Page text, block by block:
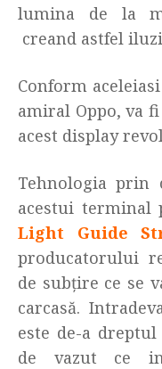
lumina de la
creand astfel
Conform
amiral Oppo, va
acest display
Tehnologia prin
acestui terminal
Light Guide
producatorului
de subțire ce se
carcasă.
este de-a
de vazut ce